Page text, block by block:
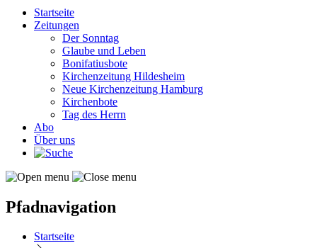
Startseite
Zeitungen
Der Sonntag
Glaube und Leben
Bonifatiusbote
Kirchenzeitung Hildesheim
Neue Kirchenzeitung Hamburg
Kirchenbote
Tag des Herrn
Abo
Über uns
Pfadnavigation
Startseite